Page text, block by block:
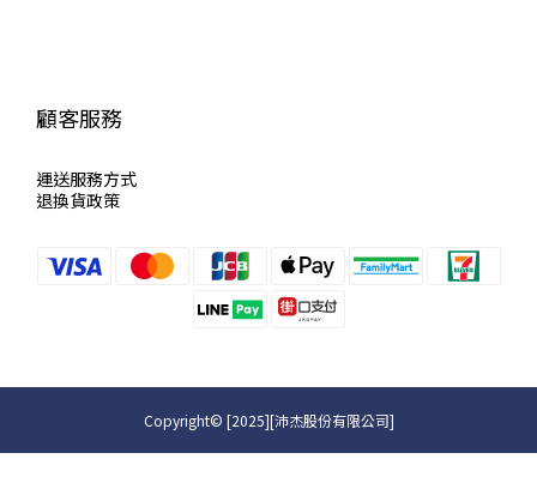
顧客服務
運送服務方式
退換貨政策
Copyright© [2025][沛杰股份有限公司]